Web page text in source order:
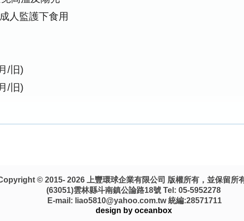
人監護下食用
/旧)
/旧)
© 2015- 2026 上豐環球企業有限公司 版權所有，並保留所有
(63051)雲林縣斗南鎮公論路18號 Tel: 05-5952278
E-mail: liao5810@yahoo.com.tw 統編:28571711
design by oceanbox